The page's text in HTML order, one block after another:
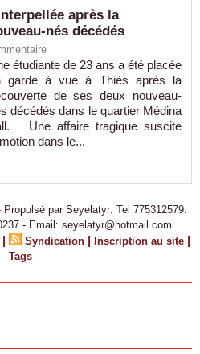
après la
nés décédés
étudiante de 23 ans a été placée
garde à vue à Thiès après la
de ses deux nouveau-
décédés dans le quartier Médina
Une affaire tragique suscite
dans le...
par Seyelatyr: Tel 775312579.
- Email: seyelatyr@hotmail.com
| Syndication | Inscription au site |
Tags